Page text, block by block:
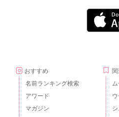
おすすめ
名前ランキング検索
アワード
マガジン